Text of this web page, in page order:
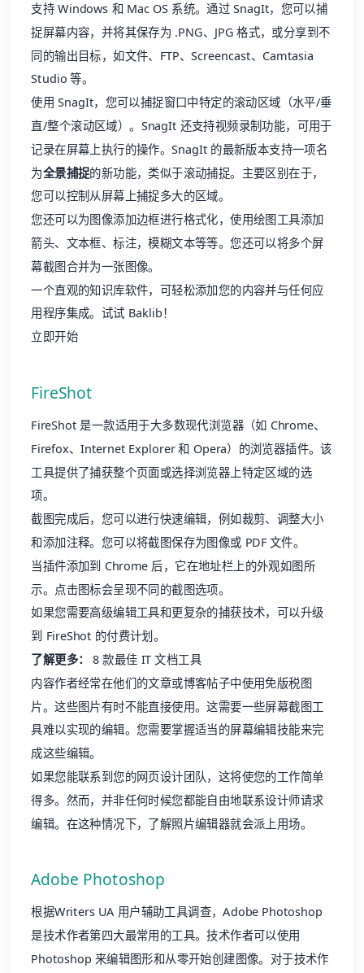
支持 Windows 和 Mac OS 系统。通过 SnagIt，您可以捕
捉屏幕内容，并将其保存为 .PNG、JPG 格式，或分享到不
同的输出目标，如文件、FTP、Screencast、Camtasia
Studio 等。
使用 SnagIt，您可以捕捉窗口中特定的滚动区域（水平/垂
直/整个滚动区域）。SnagIt 还支持视频录制功能，可用于
记录在屏幕上执行的操作。SnagIt 的最新版本支持一项名
为全景捕捉的新功能，类似于滚动捕捉。主要区别在于，
您可以控制从屏幕上捕捉多大的区域。
您还可以为图像添加边框进行格式化，使用绘图工具添加
箭头、文本框、标注，模糊文本等等。您还可以将多个屏
幕截图合并为一张图像。
一个直观的知识库软件，可轻松添加您的内容并与任何应
用程序集成。试试 Baklib！
立即开始
FireShot
FireShot 是一款适用于大多数现代浏览器（如 Chrome、
Firefox、Internet Explorer 和 Opera）的浏览器插件。该
工具提供了捕获整个页面或选择浏览器上特定区域的选
项。
截图完成后，您可以进行快速编辑，例如裁剪、调整大小
和添加注释。您可以将截图保存为图像或 PDF 文件。
当插件添加到 Chrome 后，它在地址栏上的外观如图所
示。点击图标会呈现不同的截图选项。
如果您需要高级编辑工具和更复杂的捕获技术，可以升级
到 FireShot 的付费计划。
了解更多：
8 款最佳 IT 文档工具
内容作者经常在他们的文章或博客帖子中使用免版税图
片。这些图片有时不能直接使用。这需要一些屏幕截图工
具难以实现的编辑。您需要掌握适当的屏幕编辑技能来完
成这些编辑。
如果您能联系到您的网页设计团队，这将使您的工作简单
得多。然而，并非任何时候您都能自由地联系设计师请求
编辑。在这种情况下，了解照片编辑器就会派上用场。
Adobe Photoshop
根据Writers UA 用户辅助工具调查，Adobe Photoshop
是技术作者第四大最常用的工具。技术作者可以使用
Photoshop 来编辑图形和从零开始创建图像。对于技术作